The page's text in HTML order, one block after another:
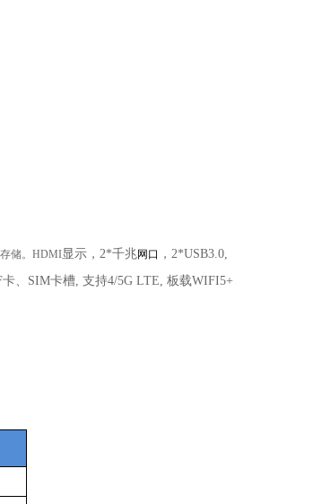
存储。HDMI显示， 2*千兆网口 ， 2*USB3.0,
、SIM卡槽, 支持4/5G LTE, 板载WIFI5+